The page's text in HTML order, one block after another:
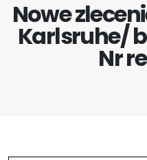
Nowe
Karlsruhe/
Nr